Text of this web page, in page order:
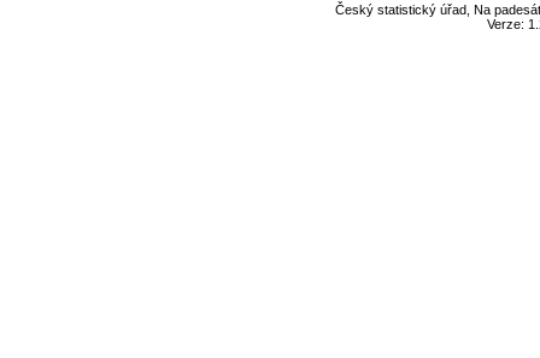
Český statistický úřad, Na
Verze: